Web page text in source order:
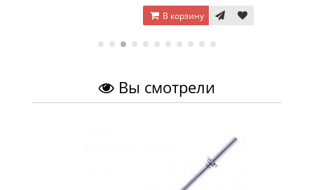
В корзину
Вы смотрели